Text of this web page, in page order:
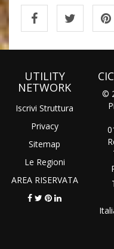
UTILITY
NETWORK
Iscrivi Struttura
Privacy
Sitemap
Le Regioni
AREA RISERVATA
©